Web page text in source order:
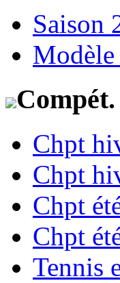
Saison
Chpt
Chpt
Chpt
Chpt
Tennis